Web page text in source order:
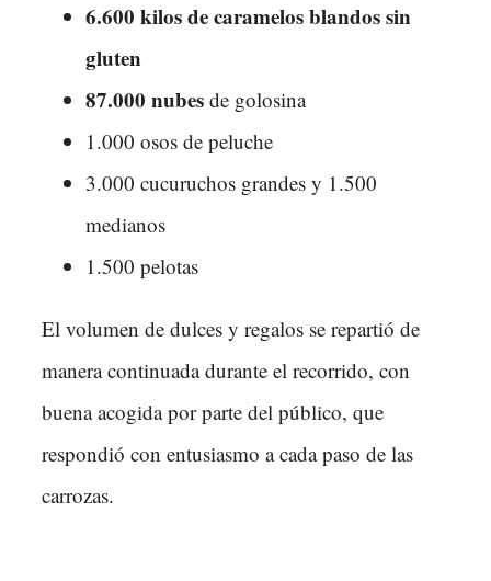
6.600 kilos de caramelos blandos sin
gluten
87.000 nubes de golosina
1.000 osos de peluche
3.000 cucuruchos grandes y 1.500
medianos
1.500 pelotas
El volumen de dulces y regalos se repartió de
manera continuada durante el recorrido, con
buena acogida por parte del público, que
respondió con entusiasmo a cada paso de las
carrozas.